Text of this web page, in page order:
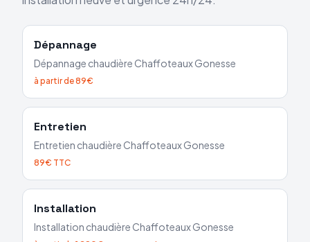
Dépannage
Dépannage chaudière ChaffoteauxGonesse
à partir de 89€
Entretien
Entretien chaudière ChaffoteauxGonesse
89€ TTC
Installation
Installation chaudière ChaffoteauxGonesse